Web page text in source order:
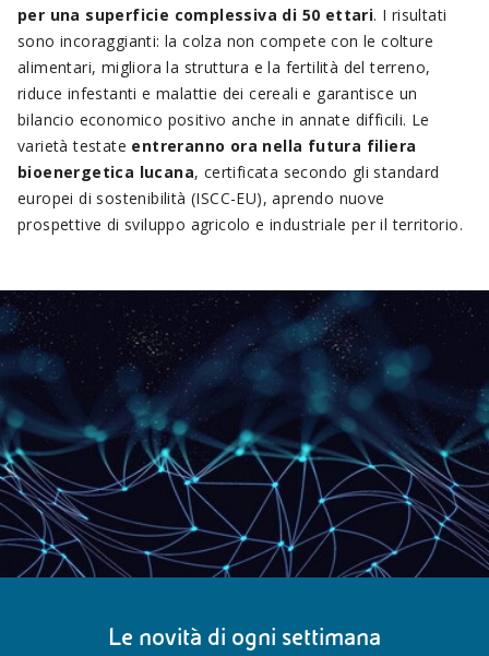
per una superficie complessiva di 50 ettari. I risultati
sono incoraggianti: la colza non compete con le colture
alimentari, migliora la struttura e la fertilità del terreno,
riduce infestanti e malattie dei cereali e garantisce un
bilancio economico positivo anche in annate difficili. Le
varietà testate entreranno ora nella futura filiera
bioenergetica lucana, certificata secondo gli standard
europei di sostenibilità (ISCC-EU), aprendo nuove
prospettive di sviluppo agricolo e industriale per il territorio.
Le novità di ogni settimana